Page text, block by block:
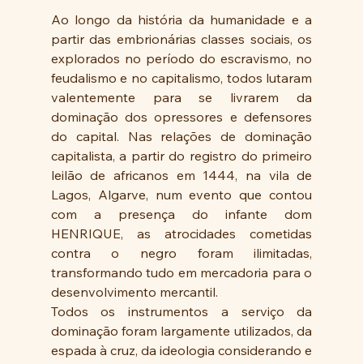
Ao longo da história da humanidade e a
partir das embrionárias classes sociais, os
explorados no período do escravismo, no
feudalismo e no capitalismo, todos lutaram
valentemente para se livrarem da
dominação dos opressores e defensores
do capital. Nas relações de dominação
capitalista, a partir do registro do primeiro
leilão de africanos em 1444, na vila de
Lagos, Algarve, num evento que contou
com a presença do infante dom
HENRIQUE, as atrocidades cometidas
contra o negro foram ilimitadas,
transformando tudo em mercadoria para o
desenvolvimento mercantil.
Todos os instrumentos a serviço da
dominação foram largamente utilizados, da
espada à cruz, da ideologia considerando e